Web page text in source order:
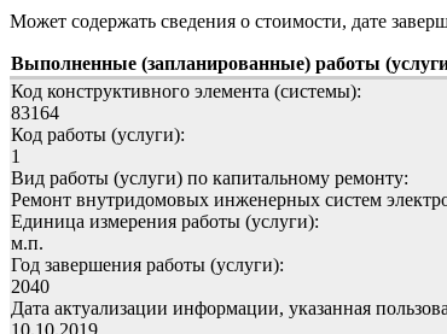
Может содержать сведения о стоимости, дате
Выполненные (запланированные) работы
Код конструктивного элемента (системы):
83164
Код работы (услуги):
1
Вид работы (услуги) по капитальному ремонту:
Ремонт внутридомовых инженерных систем
Единица измерения работы (услуги):
м.п.
Год завершения работы (услуги):
2040
Дата актуализации информации, указанная
10.10.2019